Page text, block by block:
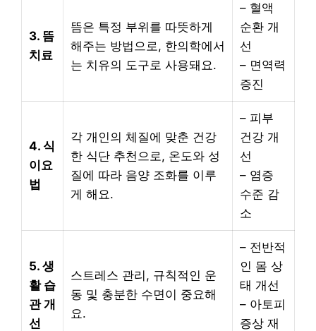
3. 뜸
치료
뜸은 특정 부위를 따뜻하게
해주는 방법으로, 한의학에서
는 치유의 도구로 사용돼요.
– 혈액
순환 개
선
– 면역력
증진
4. 식
이요
법
각 개인의 체질에 맞춘 건강
한 식단 추천으로, 온도와 성
질에 따라 음양 조화를 이루
게 해요.
– 피부
건강 개
선
– 염증
수준 감
소
5. 생
활 습
관 개
선
스트레스 관리, 규칙적인 운
동 및 충분한 수면이 중요해
요.
– 전반적
인 몸 상
태 개선
– 아토피
증상 재